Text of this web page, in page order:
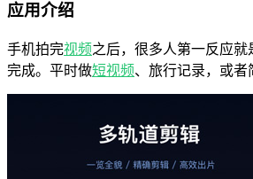
应用介绍
手机拍完视频之后，很多人第一反应
完成。平时做短视频、旅行记录，或者